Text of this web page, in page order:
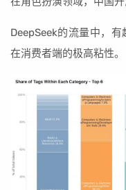
DeepSeek的流量中，
在消费者端的极高粘性。